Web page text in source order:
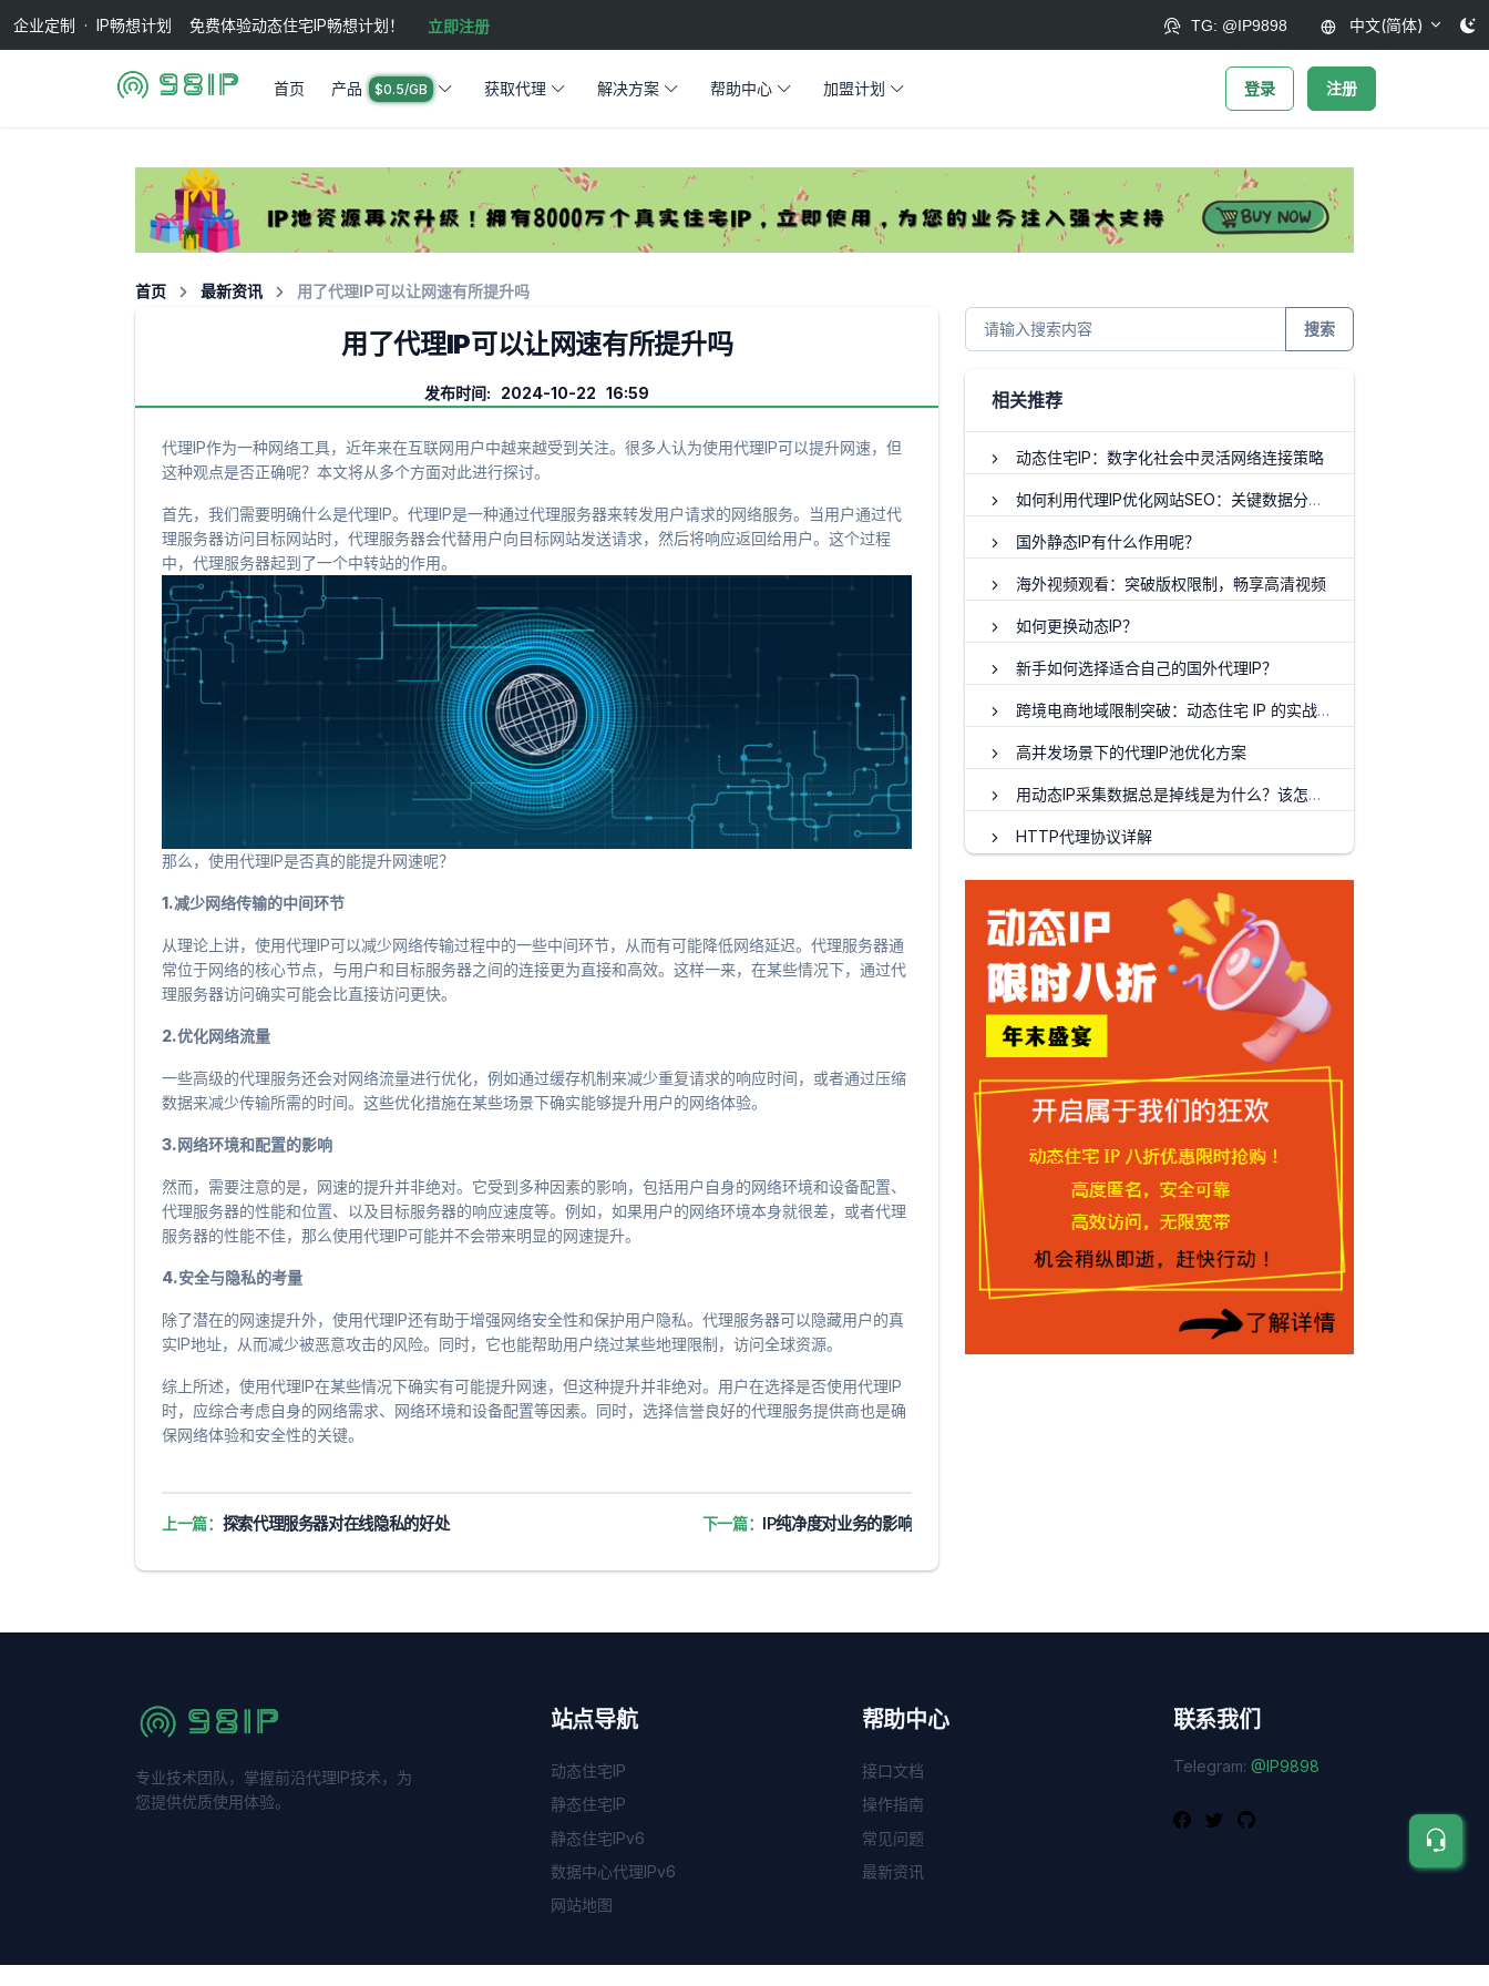
企业定制 · IP畅想计划 免费体验动态住宅IP畅想计划！ 立即注册 TG: @IP9898 中文(简体)
登录 注册
首页 产品 $0.5/GB 获取代理 解决方案 帮助中心 加盟计划
首页 最新资讯 用了代理IP可以让网速有所提升吗
用了代理IP可以让网速有所提升吗
发布时间: 2024-10-22 16:59
代理IP作为一种网络工具，近年来在互联网用户中越来越受到关注。很多人认为使用代理IP可以提升网速，但
这种观点是否正确呢？本文将从多个方面对此进行探讨。
首先，我们需要明确什么是代理IP。代理IP是一种通过代理服务器来转发用户请求的网络服务。当用户通过代
理服务器访问目标网站时，代理服务器会代替用户向目标网站发送请求，然后将响应返回给用户。这个过程
中，代理服务器起到了一个中转站的作用。
那么，使用代理IP是否真的能提升网速呢？
1.减少网络传输的中间环节
从理论上讲，使用代理IP可以减少网络传输过程中的一些中间环节，从而有可能降低网络延迟。代理服务器通
常位于网络的核心节点，与用户和目标服务器之间的连接更为直接和高效。这样一来，在某些情况下，通过代
理服务器访问确实可能会比直接访问更快。
2.优化网络流量
一些高级的代理服务还会对网络流量进行优化，例如通过缓存机制来减少重复请求的响应时间，或者通过压缩
数据来减少传输所需的时间。这些优化措施在某些场景下确实能够提升用户的网络体验。
3.网络环境和配置的影响
然而，需要注意的是，网速的提升并非绝对。它受到多种因素的影响，包括用户自身的网络环境和设备配置、
代理服务器的性能和位置、以及目标服务器的响应速度等。例如，如果用户的网络环境本身就很差，或者代理
服务器的性能不佳，那么使用代理IP可能并不会带来明显的网速提升。
4.安全与隐私的考量
除了潜在的网速提升外，使用代理IP还有助于增强网络安全性和保护用户隐私。代理服务器可以隐藏用户的真
实IP地址，从而减少被恶意攻击的风险。同时，它也能帮助用户绕过某些地理限制，访问全球资源。
综上所述，使用代理IP在某些情况下确实有可能提升网速，但这种提升并非绝对。用户在选择是否使用代理IP
时，应综合考虑自身的网络需求、网络环境和设备配置等因素。同时，选择信誉良好的代理服务提供商也是确
保网络体验和安全性的关键。
上一篇： 探索代理服务器对在线隐私的好处 下一篇： IP纯净度对业务的影响
搜索
相关推荐
动态住宅IP：数字化社会中灵活网络连接策略
如何利用代理IP优化网站SEO：关键数据分析与保护
国外静态IP有什么作用呢？
海外视频观看：突破版权限制，畅享高清视频
如何更换动态IP？
新手如何选择适合自己的国外代理IP？
跨境电商地域限制突破：动态住宅 IP 的实战策略
高并发场景下的代理IP池优化方案
用动态IP采集数据总是掉线是为什么？该怎么解决？
HTTP代理协议详解
专业技术团队，掌握前沿代理IP技术，为
您提供优质使用体验。
站点导航
动态住宅IP
静态住宅IP
静态住宅IPv6
数据中心代理IPv6
网站地图
帮助中心
接口文档
操作指南
常见问题
最新资讯
联系我们
Telegram: @IP9898